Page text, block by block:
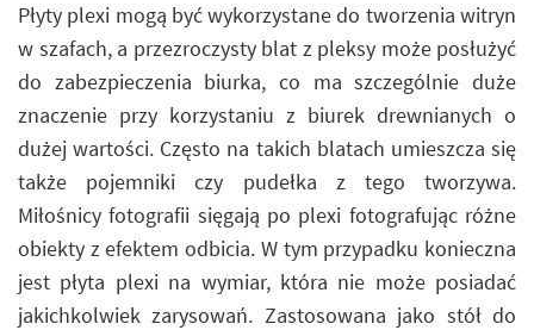
Płyty plexi mogą być wykorzystane do tworzenia witryn
w szafach, a przezroczysty blat z pleksy może posłużyć
do zabezpieczenia biurka, co ma szczególnie duże
znaczenie przy korzystaniu z biurek drewnianych o
dużej wartości. Często na takich blatach umieszcza się
także pojemniki czy pudełka z tego tworzywa.
Miłośnicy fotografii sięgają po plexi fotografując różne
obiekty z efektem odbicia. W tym przypadku konieczna
jest płyta plexi na wymiar, która nie może posiadać
jakichkolwiek zarysowań. Zastosowana jako stół do